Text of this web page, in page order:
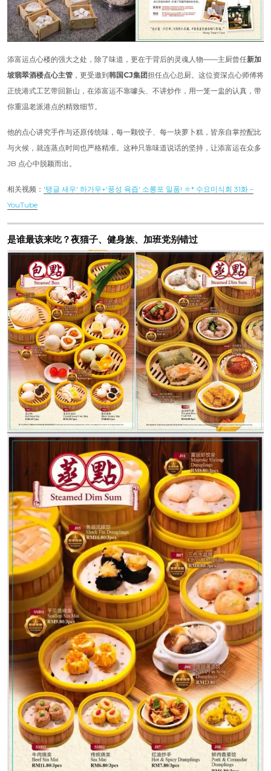
添富运点心楼的强大之处，除了味道，更在于背后的灵魂人物——主厨曾任新加
坡翡翠酒楼点心主管 ，更受邀到韩国CJ集团担任点心总厨。这位资深点心师傅将
正统港式工艺带回新山，在添富运不靠噱头、不讲炒作，用一笼一盅的认真，带
你重温老派港点的精致细节。
他的点心讲究手作与还原传统味，每一颗饺子、每一块萝卜糕，皆亲自掌控配比
与火候，就连蒸点时间也严格精准。这种只靠味道说话的坚持，让添富运在众多
JB 点心中脱颖而出。
相关视频： ′탱글 새우′ 하가우+′풍성 육즙′ 소롱포 일품! ㅎ* 수요미식회 31화 –
YouTube
是谁最该来吃？夜猫子、健身族、加班党别错过